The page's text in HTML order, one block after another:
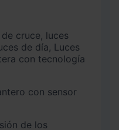
de día, Luces
con tecnología